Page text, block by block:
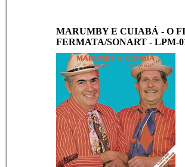
MARUMBY E CUIABÁ - O
FERMATA/SONART - LPM-